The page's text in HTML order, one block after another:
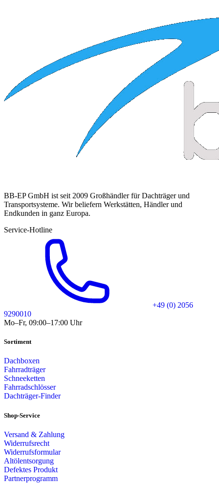
BB-EP GmbH ist seit 2009 Großhändler für Dachträger und
Transportsysteme. Wir beliefern Werkstätten, Händler und
Endkunden in ganz Europa.
Service-Hotline
+49 (0) 2056
9290010
Mo–Fr, 09:00–17:00 Uhr
Sortiment
Dachboxen
Fahrradträger
Schneeketten
Fahrradschlösser
Dachträger-Finder
Shop-Service
Versand & Zahlung
Widerrufsrecht
Widerrufsformular
Altölentsorgung
Defektes Produkt
Partnerprogramm